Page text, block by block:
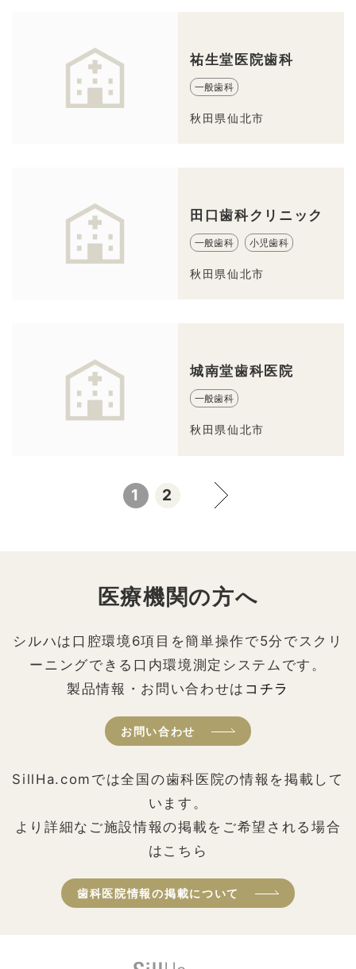
祐生堂医院歯科
一般歯科
秋田県仙北市
田口歯科クリニック
一般歯科 小児歯科
秋田県仙北市
城南堂歯科医院
一般歯科
秋田県仙北市
1 2
医療機関の方へ
シルハは口腔環境6項目を簡単操作で5分でスクリ
ーニングできる口内環境測定システムです。
製品情報・お問い合わせは コチラ
お問い合わせ
SillHa.comでは全国の歯科医院の情報を掲載して
います。
より詳細なご施設情報の掲載をご希望される場合
はこちら
歯科医院情報の掲載について